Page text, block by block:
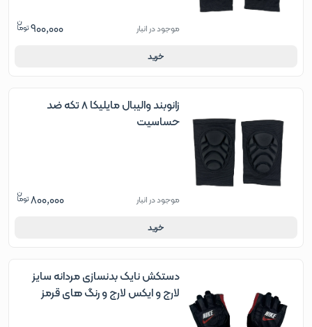
موجود در انبار 900,000
خرید
زانوبند والیبال مایلیکا 8 تکه ضد
حساسیت
موجود در انبار 800,000
خرید
دستکش نایک بدنسازی مردانه سایز
لارج و ایکس لارج و رنگ های قرمز